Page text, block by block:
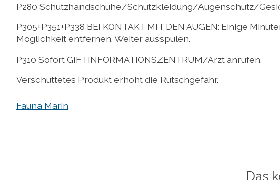
P280 Schutzhandschuhe/Schutzkleidung/Augenschutz/
P305+P351+P338 BEI KONTAKT MIT DEN AUGEN: Einige
Möglichkeit entfernen. Weiter ausspülen.
P310 Sofort GIFTINFORMATIONSZENTRUM/Arzt anrufen.
Verschüttetes Produkt erhöht die Rutschgefahr.
Fauna Marin
Das